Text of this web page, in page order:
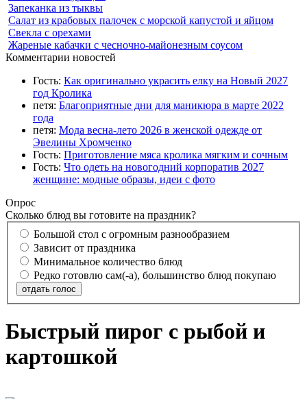
Запеканка из тыквы
Салат из крабовых палочек с морской капустой и яйцом
Свекла с орехами
Жареные кабачки с чесночно-майонезным соусом
Комментарии новостей
Гость: Как оригинально украсить елку на Новый 2027
год Кролика
петя: Благоприятные дни для маникюра в марте 2022
года
петя: Мода весна-лето 2026 в женской одежде от
Эвелины Хромченко
Гость: Приготовление мяса кролика мягким и сочным
Гость: Что одеть на новогодний корпоратив 2027
женщине: модные образы, идеи с фото
Опрос
Сколько блюд вы готовите на праздник?
Большой стол с огромным разнообразием
Зависит от праздника
Минимальное количество блюд
Редко готовлю сам(-а), большинство блюд покупаю
отдать голос
Быстрый пирог с рыбой и
картошкой